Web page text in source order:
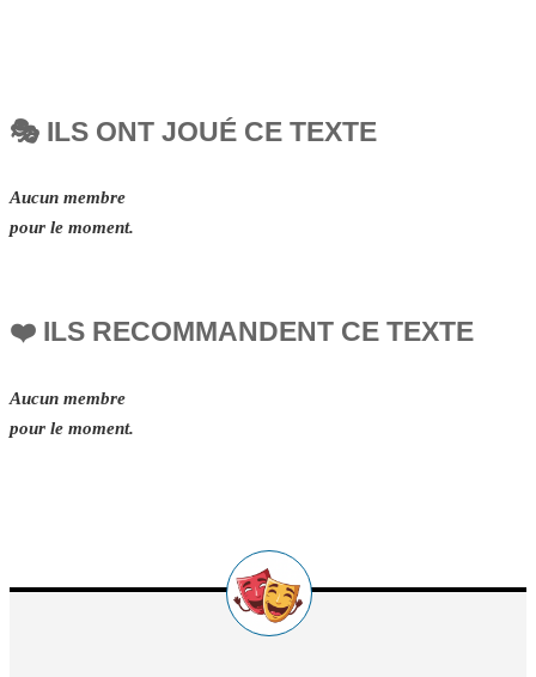
🎭 ILS ONT JOUÉ CE TEXTE
Aucun membre
pour le moment.
❤️ ILS RECOMMANDENT CE TEXTE
Aucun membre
pour le moment.